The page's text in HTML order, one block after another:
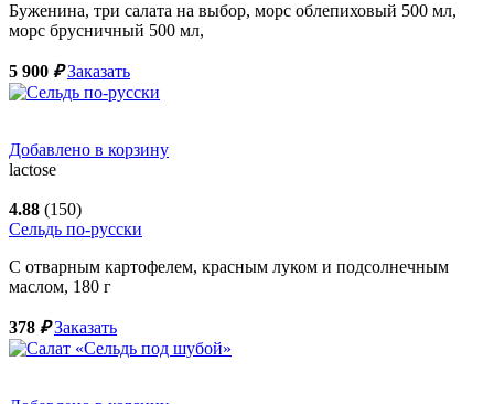
Буженина, три салата на выбор, морс облепиховый 500 мл,
морс брусничный 500 мл,
5 900 ₽ Заказать
Добавлено в корзину
lactose
4.88 (150)
Сельдь по-русски
С отварным картофелем, красным луком и подсолнечным
маслом, 180 г
378 ₽ Заказать